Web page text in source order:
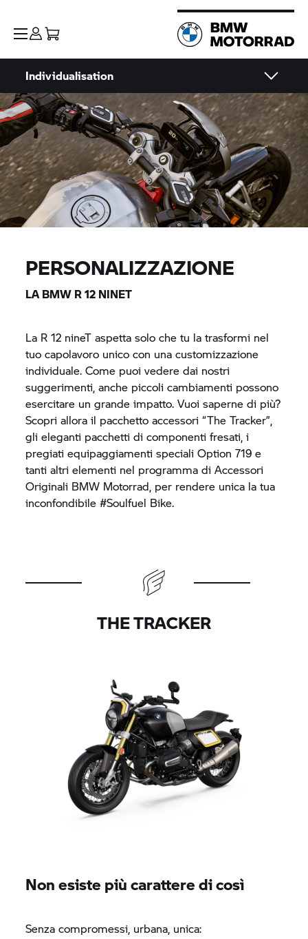
Individualisation
PERSONALIZZAZIONE
LA BMW R 12 NINET
La R 12 nineT aspetta solo che tu la trasformi nel
tuo capolavoro unico con una customizzazione
individuale. Come puoi vedere dai nostri
suggerimenti, anche piccoli cambiamenti possono
esercitare un grande impatto. Vuoi saperne di più?
Scopri allora il pacchetto accessori “The Tracker”,
gli eleganti pacchetti di componenti fresati, i
pregiati equipaggiamenti speciali Option 719 e
tanti altri elementi nel programma di Accessori
Originali BMW Motorrad, per rendere unica la tua
inconfondibile #Soulfuel Bike.
THE TRACKER
Non esiste più carattere di così
Senza compromessi, urbana, unica: